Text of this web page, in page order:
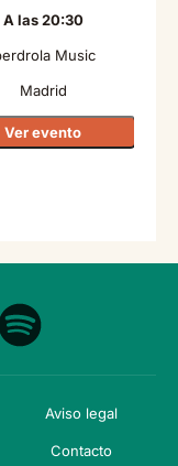
A las 20:30
Music
Madrid
Ver evento
Aviso legal
Contacto